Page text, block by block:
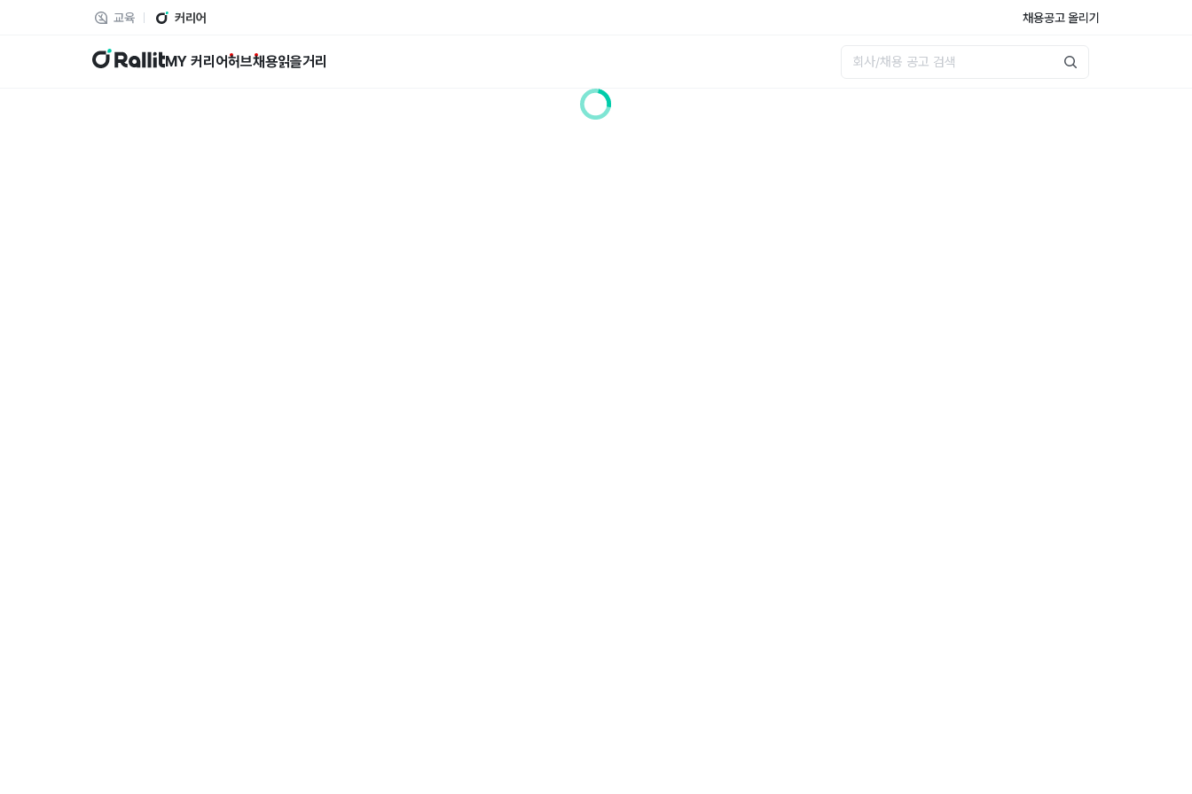
교육 커리어 채용공고 올리기
랠릿 MY 커리어허브채용읽을거리